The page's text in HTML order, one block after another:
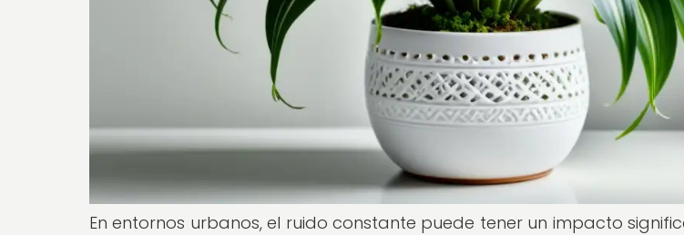
En entornos urbanos, el ruido constante puede tener un impacto